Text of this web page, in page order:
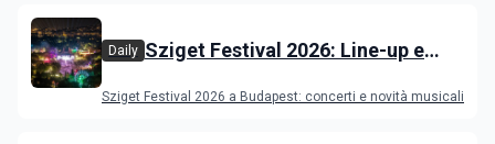
Daily Sziget Festival 2026: Line-up e
Sziget Festival 2026 a Budapest: concerti e novità musicali